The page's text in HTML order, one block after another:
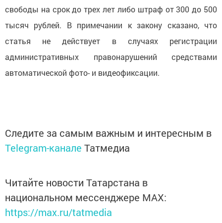
свободы на срок до трех лет либо штраф от 300 до 500
тысяч рублей. В примечании к закону сказано, что
статья не действует в случаях регистрации
административных правонарушений средствами
автоматической фото- и видеофиксации.
Следите за самым важным и интересным в
Telegram-канале Татмедиа
Читайте новости Татарстана в
национальном мессенджере MАХ:
https://max.ru/tatmedia